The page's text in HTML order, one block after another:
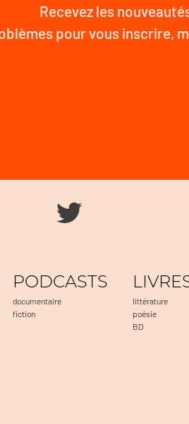
Recevez les
pour vous inscrire,
PODCASTS
documentaire
fiction
littérature
poésie
BD